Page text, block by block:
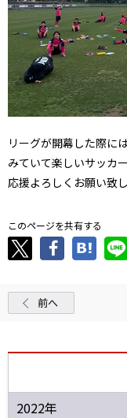
リーグが開幕した際には
みていて楽しいサッカ
応援よろしくお願い致
このページを共有する
前へ
2022年